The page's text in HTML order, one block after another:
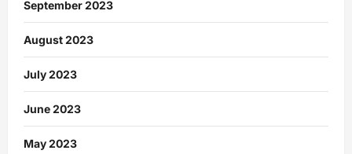
September 2023
August 2023
July 2023
June 2023
May 2023